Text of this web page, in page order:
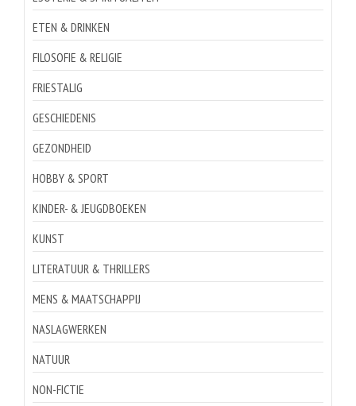
ETEN & DRINKEN
FILOSOFIE & RELIGIE
FRIESTALIG
GESCHIEDENIS
GEZONDHEID
HOBBY & SPORT
KINDER- & JEUGDBOEKEN
KUNST
LITERATUUR & THRILLERS
MENS & MAATSCHAPPIJ
NASLAGWERKEN
NATUUR
NON-FICTIE